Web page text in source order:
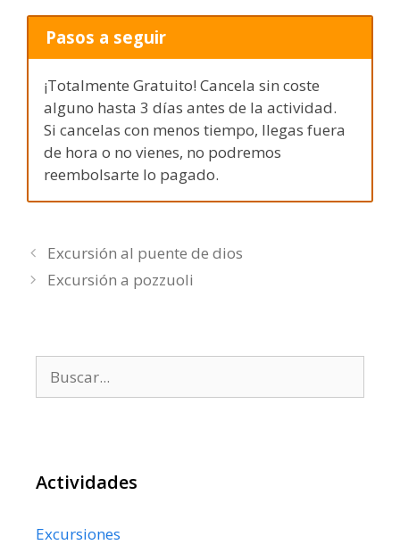
Pasos a seguir
¡Totalmente Gratuito! Cancela sin coste
alguno hasta 3 días antes de la actividad.
Si cancelas con menos tiempo, llegas fuera
de hora o no vienes, no podremos
reembolsarte lo pagado.
Excursión al puente de dios
Excursión a pozzuoli
Actividades
Excursiones